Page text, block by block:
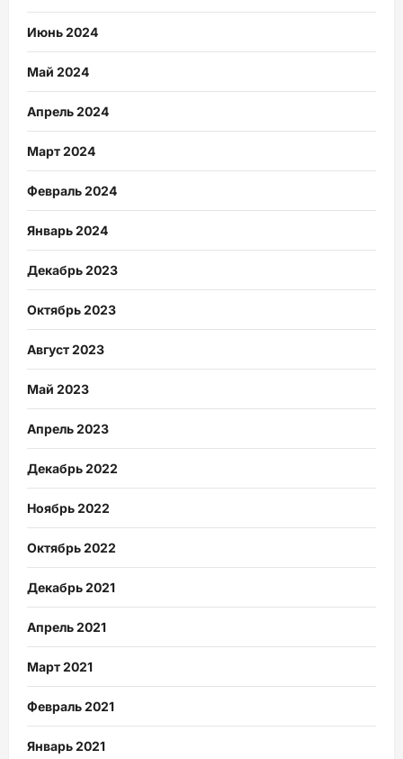
Июнь 2024
Май 2024
Апрель 2024
Март 2024
Февраль 2024
Январь 2024
Декабрь 2023
Октябрь 2023
Август 2023
Май 2023
Апрель 2023
Декабрь 2022
Ноябрь 2022
Октябрь 2022
Декабрь 2021
Апрель 2021
Март 2021
Февраль 2021
Январь 2021